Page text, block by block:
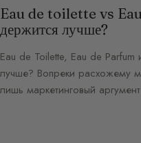
Eau de toilette vs
держится лучше?
Eau de Toilette, Eau de
лучше? Вопреки расхожему
лишь маркетинговый